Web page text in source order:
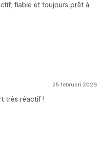
fiable et toujours prêt à
25 februari 2026
très réactif !